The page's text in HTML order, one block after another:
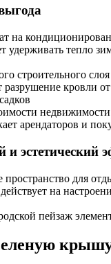
на
удерживать тепло
строительного
кровли от
арендаторов и
и эстетический
пространство для
на
пейзаж